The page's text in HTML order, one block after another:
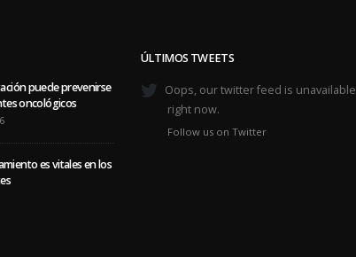
puede prevenirse
oncológicos
es vitales en los
ÚLTIMOS TWEETS
Oops, our twitter feed is unavailable
right now.
Follow us on Twitter